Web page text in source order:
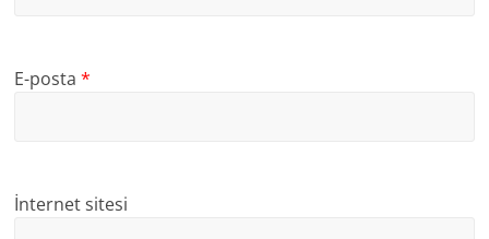
E-posta*
İnternet sitesi